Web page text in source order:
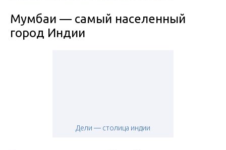
Мумбаи — самый населенный
город Индии
Дели — столица индии